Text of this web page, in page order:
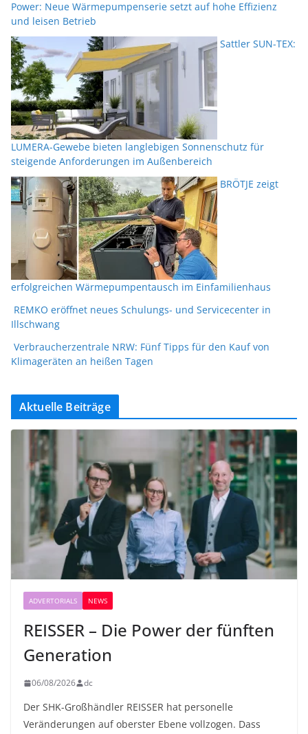
Power: Neue Wärmepumpenserie setzt auf hohe Effizienz
und leisen Betrieb
Sattler SUN-TEX:
LUMERA-Gewebe bieten langlebigen Sonnenschutz für
steigende Anforderungen im Außenbereich
BRÖTJE zeigt
erfolgreichen Wärmepumpentausch im Einfamilienhaus
REMKO eröffnet neues Schulungs- und Servicecenter in
Illschwang
Verbraucherzentrale NRW: Fünf Tipps für den Kauf von
Klimageräten an heißen Tagen
Aktuelle Beiträge
ADVERTORIALS NEWS
REISSER – Die Power der fünften
Generation
06/08/2026 dc
Der SHK-Großhändler REISSER hat personelle
Veränderungen auf oberster Ebene vollzogen. Dass